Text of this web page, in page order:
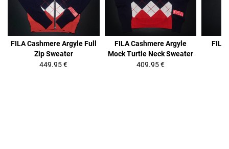
COMING SOON
FILA Cashmere Argyle Full
Zip Sweater
449.95 €
FILA Cashmere Argyle
Mock Turtle Neck Sweater
409.95 €
FILA